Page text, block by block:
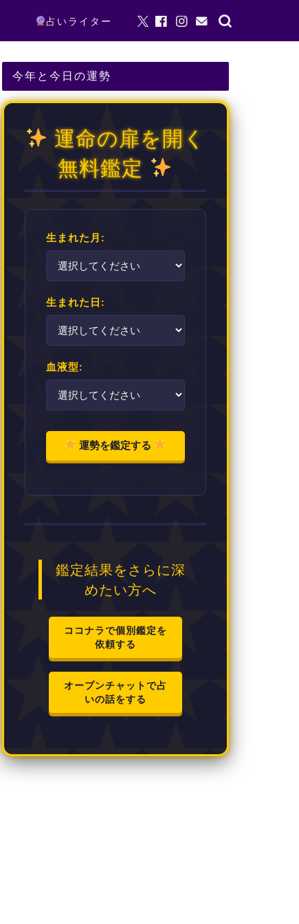
占いライター
今年と今日の運勢
運命の扉を開く
無料鑑定
生まれた月:
生まれた日:
血液型:
運勢を鑑定する
鑑定結果をさらに深
めたい方へ
ココナラで個別鑑定を
依頼する
オープンチャットで占
いの話をする